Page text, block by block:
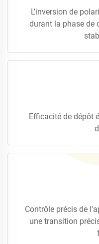
L'inversion de
durant la phase de
Efficacité de dépôt
Contrôle précis de
une transition